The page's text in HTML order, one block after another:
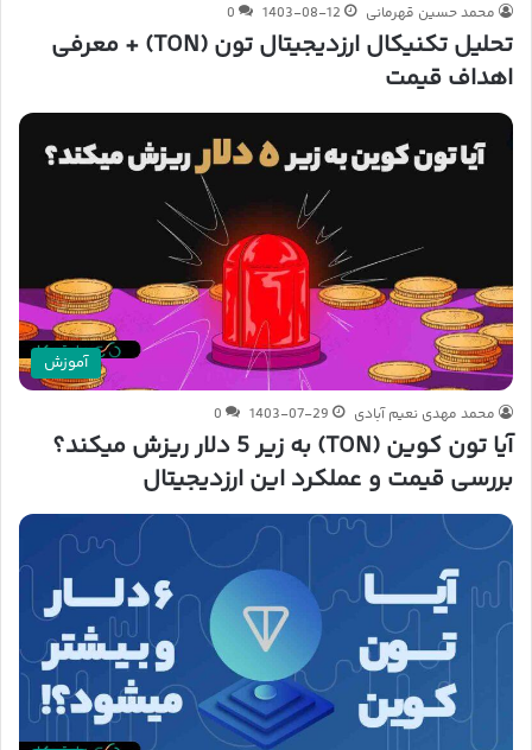
محمد حسین قهرمانی 1403-08-12
0
تحلیل تکنیکال ارزدیجیتال تون (TON) + معرفی
اهداف قیمت
آموزش
محمد مهدی نعیم آبادی 1403-07-29
0
آیا تون کوین (TON) به زیر 5 دلار ریزش میکند؟
بررسی قیمت و عملکرد این ارزدیجیتال